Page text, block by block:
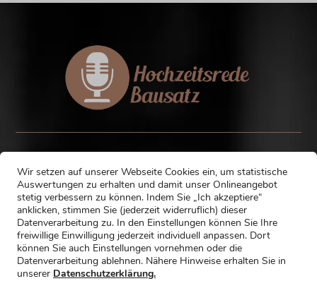
HOCHZEITEN
Trauzeugenrede
Hochzeitsrede Brautvater
Hochzeitsrede Bräutigam
Wir setzen auf unserer Webseite Cookies ein, um statistische
Auswertungen zu erhalten und damit unser Onlineangebot
stetig verbessern zu können. Indem Sie „Ich akzeptiere“
anklicken, stimmen Sie (jederzeit widerruflich) dieser
Datenverarbeitung zu. In den Einstellungen können Sie Ihre
freiwillige Einwilligung jederzeit individuell anpassen. Dort
können Sie auch Einstellungen vornehmen oder die
Datenverarbeitung ablehnen. Nähere Hinweise erhalten Sie in
unserer Datenschutzerklärung.